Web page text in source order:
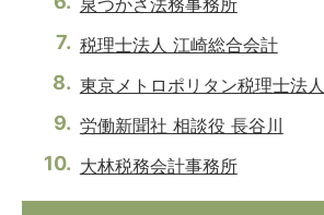
泉つかさ法務事務所
税理士法人 江崎総合会計
東京メトロポリタン税理士法人
労働新聞社 相談役 長谷川
大林税務会計事務所